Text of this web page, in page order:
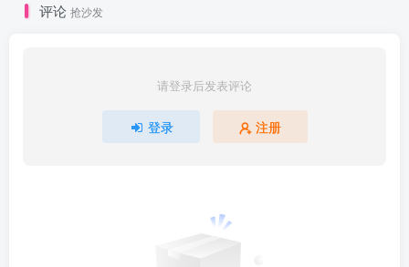
评论 抢沙发
请登录后发表评论
登录 注册